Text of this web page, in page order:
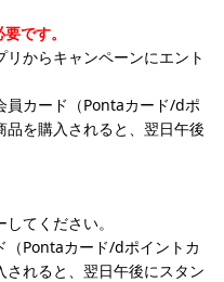
です。
リからキャンペーンにエント
員カード（Pontaカード/dポ
を購入されると、翌日午後
てください。
（Pontaカード/dポイントカ
れると、翌日午後にスタン